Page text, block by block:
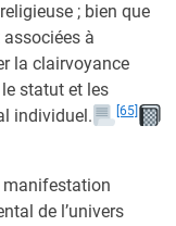
; bien que
à
la clairvoyance
statut et les
individuel.
[65]
manifestation
de l’univers